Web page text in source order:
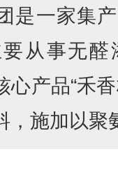
是一家集
从事无醛
心产品“禾
，施加以聚